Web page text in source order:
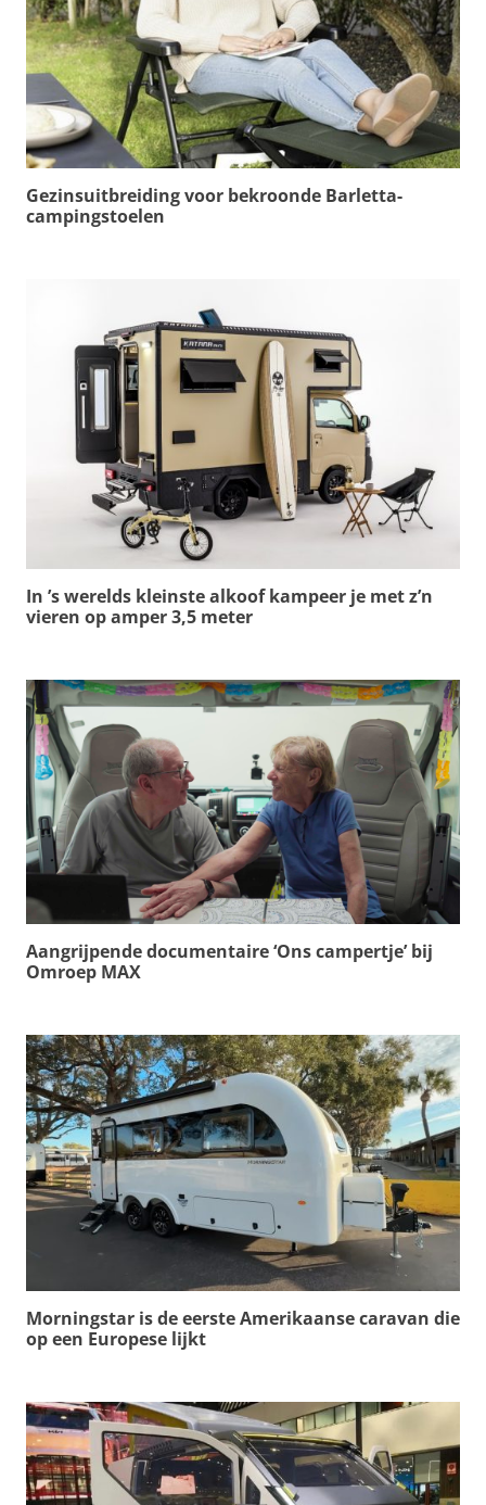
Gezinsuitbreiding voor bekroonde Barletta-
campingstoelen
In ’s werelds kleinste alkoof kampeer je met z’n
vieren op amper 3,5 meter
Aangrijpende documentaire ‘Ons campertje’ bij
Omroep MAX
Morningstar is de eerste Amerikaanse caravan die
op een Europese lijkt